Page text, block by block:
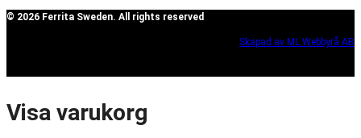
© 2026 Ferrita Sweden. All rights reserved
Skapad av ML Webbyrå AB
Visa varukorg